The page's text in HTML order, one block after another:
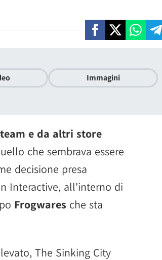
Immagini
e da altri store
che sembrava essere
decisione presa
Interactive, all'interno di
Frogwares che sta
The Sinking City